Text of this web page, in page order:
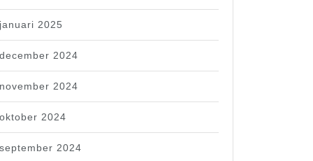
januari 2025
december 2024
november 2024
oktober 2024
september 2024